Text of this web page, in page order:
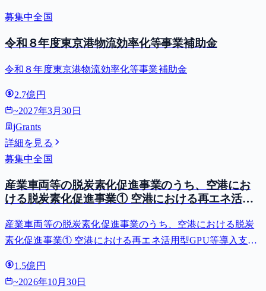
募集中全国
令和８年度東京港物流効率化等事業補助金
令和８年度東京港物流効率化等事業補助金
2.7億円
~2027年3月30日
jGrants
詳細を見る
募集中全国
産業車両等の脱炭素化促進事業のうち、空港にお
ける脱炭素化促進事業① 空港における再エネ活用
費等補助金）
産業車両等の脱炭素化促進事業のうち、空港における脱炭
素化促進事業① 空港における再エネ活用型GPU等導入支援
1.5億円
~2026年10月30日